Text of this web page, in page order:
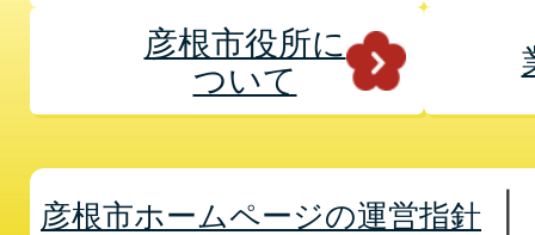
彦根市役所に
ついて
彦根市ホームページの運営指針